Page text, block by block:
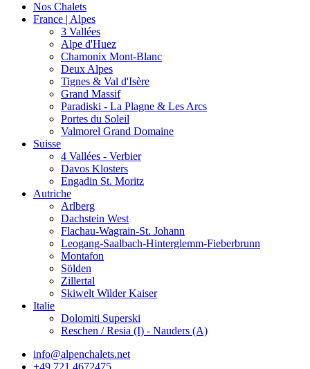
Nos Chalets
France | Alpes
3 Vallées
Alpe d'Huez
Chamonix Mont-Blanc
Deux Alpes
Tignes & Val d'Isère
Grand Massif
Paradiski - La Plagne & Les Arcs
Portes du Soleil
Valmorel Grand Domaine
Suisse
4 Vallées - Verbier
Davos Klosters
Engadin St. Moritz
Autriche
Arlberg
Dachstein West
Flachau-Wagrain-St. Johann
Leogang-Saalbach-Hinterglemm-Fieberbrunn
Montafon
Sölden
Zillertal
Skiwelt Wilder Kaiser
Italie
Dolomiti Superski
Reschen / Resia (I) - Nauders (A)
info@alpenchalets.net
+49 721 4672475